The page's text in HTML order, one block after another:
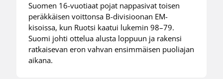
Suomen 16-vuotiaat pojat nappasivat toisen
peräkkäisen voittonsa B-divisioonan EM-
kisoissa, kun Ruotsi kaatui lukemin 98–79.
Suomi johti ottelua alusta loppuun ja rakensi
ratkaisevan eron vahvan ensimmäisen puoliajan
aikana.